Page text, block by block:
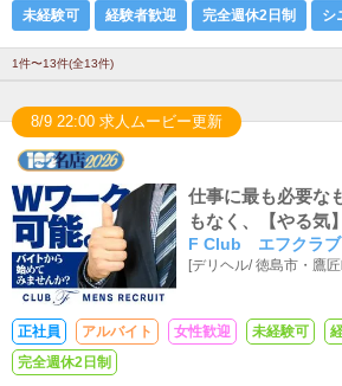
未経験可
経験者歓迎 完全週休2日制 シ
1件〜13件(全13件)
8/9 22:00 求人ムービー更新
仕事に最も必要な
もなく、【やる気
す！！充実した人
んか？
F Club エフクラブ
[デリヘル/徳島市・鷹
正社員 アルバイト 女性歓迎 未経験可
完全週休2日制